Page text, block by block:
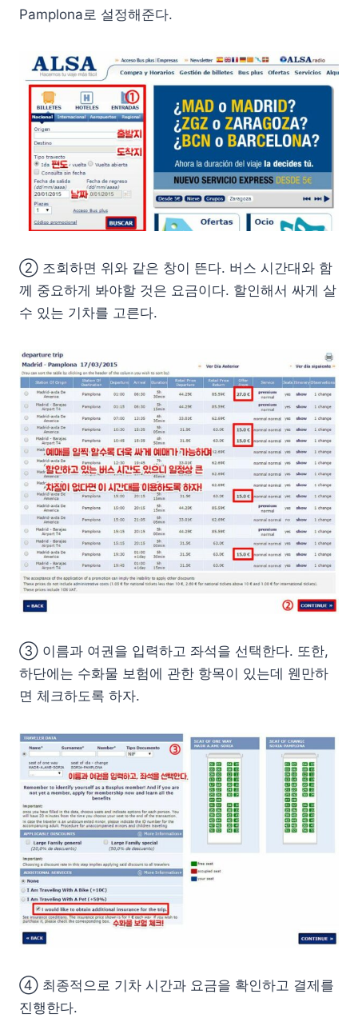
Pamplona로 설정해준다.
② 조회하면 위와 같은 창이 뜬다. 버스 시간대와 함
께 중요하게 봐야할 것은 요금이다. 할인해서 싸게 살
수 있는 기차를 고른다.
③ 이름과 여권을 입력하고 좌석을 선택한다. 또한,
하단에는 수화물 보험에 관한 항목이 있는데 웬만하
면 체크하도록 하자.
④ 최종적으로 기차 시간과 요금을 확인하고 결제를
진행한다.